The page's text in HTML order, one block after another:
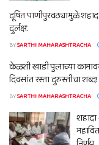
दूषित पाणीपुरवठ्यामुळे
दुर्लक्ष.
BYSARTHI MAHARASHTRACHA
केळशी खाडी पुलाच्या
दिवसांत रस्ता दुरुस्तीचा शब्द!
BYSARTHI MAHARASHTRACHA